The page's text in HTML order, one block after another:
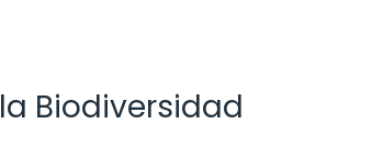
Biodiversidad